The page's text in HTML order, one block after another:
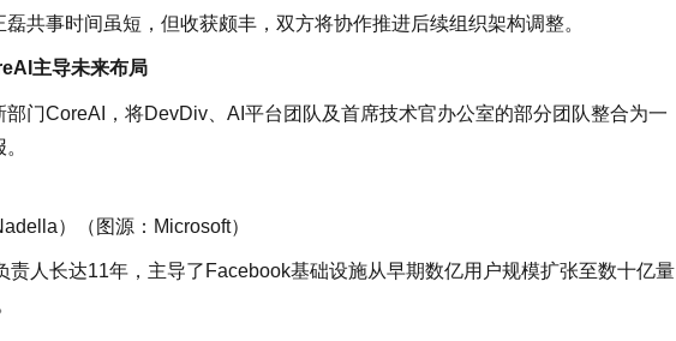
共事时间虽短，但收获颇丰，双方将协作推进后续组织架构调整。
主导未来布局
门CoreAI，将DevDiv、AI平台团队及首席技术官办公室的部分团队整合为一
）（图源：Microsoft）
人长达11年，主导了Facebook基础设施从早期数亿用户规模扩张至数十亿量